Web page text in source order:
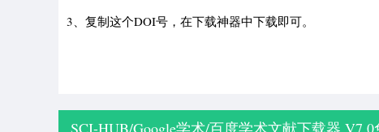
3、复制这个DOI号，在下载神器中下载即可。
SCI-HUB/Google学术/百度学术文献下载器 V7.0